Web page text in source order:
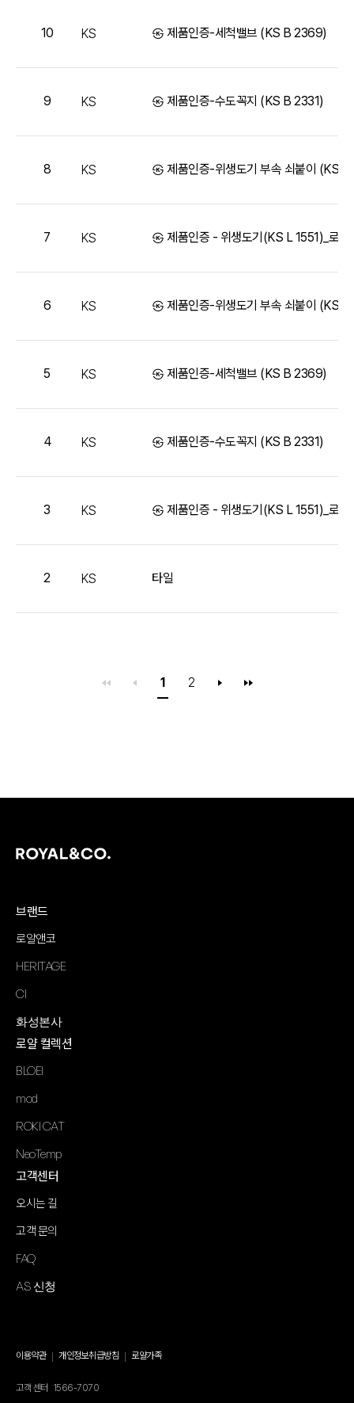
10 KS ㉿ 제품인증-세척밸브 (KS B 2369)
9 KS ㉿ 제품인증-수도꼭지 (KS B 2331)
8 KS ㉿ 제품인증-위생도기 부속 쇠붙이 (KS
7 KS ㉿ 제품인증 - 위생도기(KS L 1551)_로얄
6 KS ㉿ 제품인증-위생도기 부속 쇠붙이 (KS
5 KS ㉿ 제품인증-세척밸브 (KS B 2369)
4 KS ㉿ 제품인증-수도꼭지 (KS B 2331)
3 KS ㉿ 제품인증 - 위생도기(KS L 1551)_로얄
2 KS 타일
1 2
브랜드
로얄앤코
HERITAGE
CI
화성본사
로얄 컬렉션
BLOEI
mod
ROKI CAT
NeoTemp
고객센터
오시는 길
고객 문의
FAQ
AS 신청
이용약관 개인정보취급방침 로얄가족
고객 센터
1566-7070